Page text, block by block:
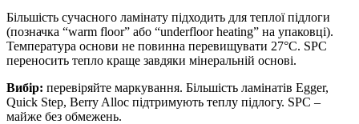
Більшість сучасного ламінату підходить для теплої підлоги
(позначка “warm floor” або “underfloor heating” на упаковці).
Температура основи не повинна перевищувати 27°C. SPC
переносить тепло краще завдяки мінеральній основі.
Вибір: перевіряйте маркування. Більшість ламінатів Egger,
Quick Step, Berry Alloc підтримують теплу підлогу. SPC –
майже без обмежень.